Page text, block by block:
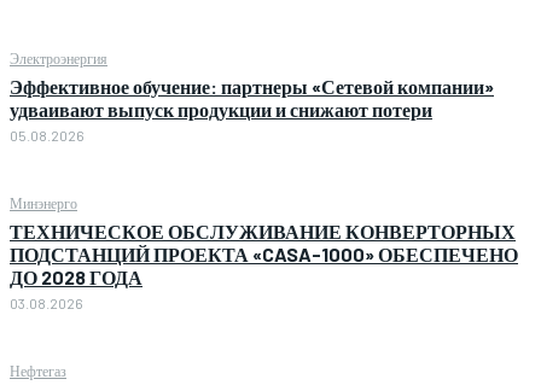
Электроэнергия
Эффективное обучение: партнеры «Сетевой компании»
удваивают выпуск продукции и снижают потери
05.08.2026
Минэнерго
ТЕХНИЧЕСКОЕ ОБСЛУЖИВАНИЕ КОНВЕРТОРНЫХ
ПОДСТАНЦИЙ ПРОЕКТА «CASA-1000» ОБЕСПЕЧЕНО
ДО 2028 ГОДА
03.08.2026
Нефтегаз